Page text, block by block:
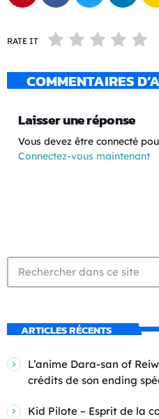
RATE IT
COMMENTAIRES
Laisser une réponse
Vous devez être connecté
Connectez-vous maintenant
ARTICLES RÉCENTS
L’anime Dara-san of
crédits de son ending
Kid Pilote – Esprit de la